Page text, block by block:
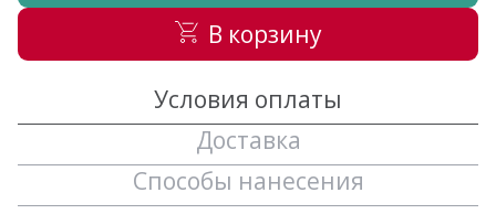
В корзину
Условия оплаты
Доставка
Способы нанесения